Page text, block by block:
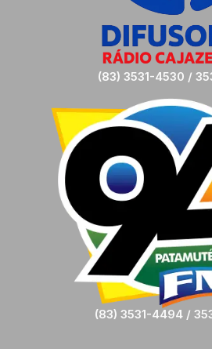
(83) 3531-4530 /
(83) 3531-4494 /